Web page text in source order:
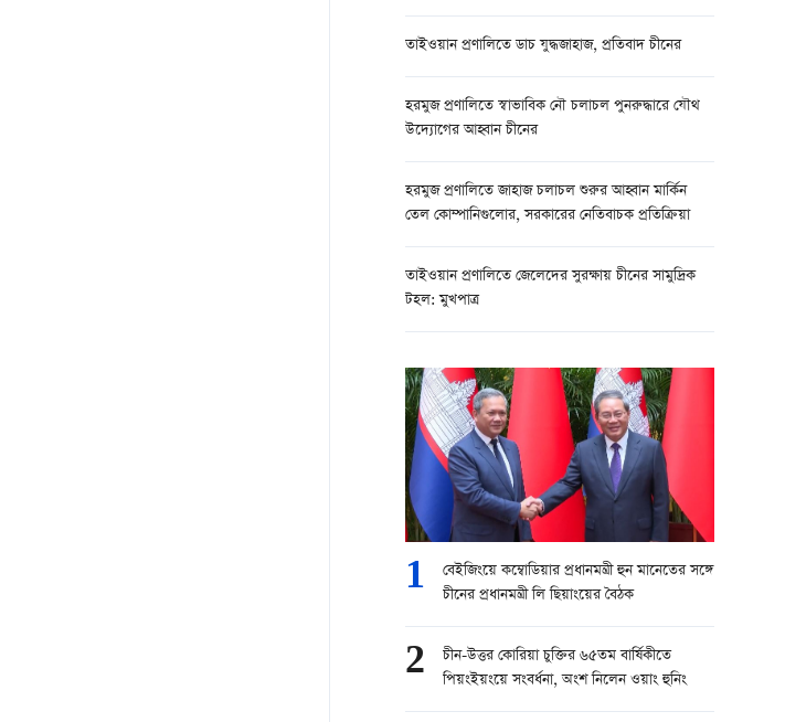
তাইওয়ান প্রণালিতে ডাচ যুদ্ধজাহাজ, প্রতিবাদ চীনের
হরমুজ প্রণালিতে স্বাভাবিক নৌ চলাচল পুনরুদ্ধারে যৌথ
উদ্যোগের আহ্বান চীনের
হরমুজ প্রণালিতে জাহাজ চলাচল শুরুর আহ্বান মার্কিন
তেল কোম্পানিগুলোর, সরকারের নেতিবাচক প্রতিক্রিয়া
তাইওয়ান প্রণালিতে জেলেদের সুরক্ষায় চীনের সামুদ্রিক
টহল: মুখপাত্র
1
বেইজিংয়ে কম্বোডিয়ার প্রধানমন্ত্রী হুন মানেতের সঙ্গে
চীনের প্রধানমন্ত্রী লি ছিয়াংয়ের বৈঠক
2
চীন-উত্তর কোরিয়া চুক্তির ৬৫তম বার্ষিকীতে
পিয়ংইয়ংয়ে সংবর্ধনা, অংশ নিলেন ওয়াং হুনিং